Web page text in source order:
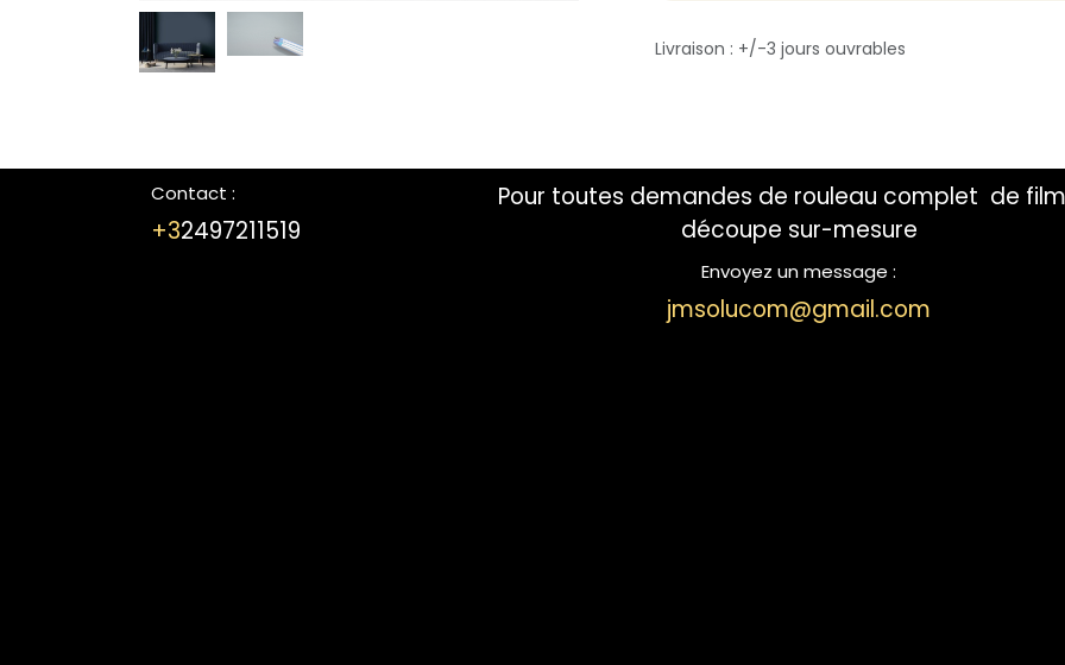
Livraison : +/-3 jours ouvrables
Contact :
+32497211519
Pour toutes demandes de rouleau complet de
découpe sur-mesure
Envoyez un message :
jmsolucom@gmail.com